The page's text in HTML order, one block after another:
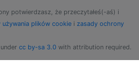
potwierdzasz, że przeczytałeś(-aś) i
używania plików cookie i zasady ochrony
cc by-sa 3.0 with attribution required.